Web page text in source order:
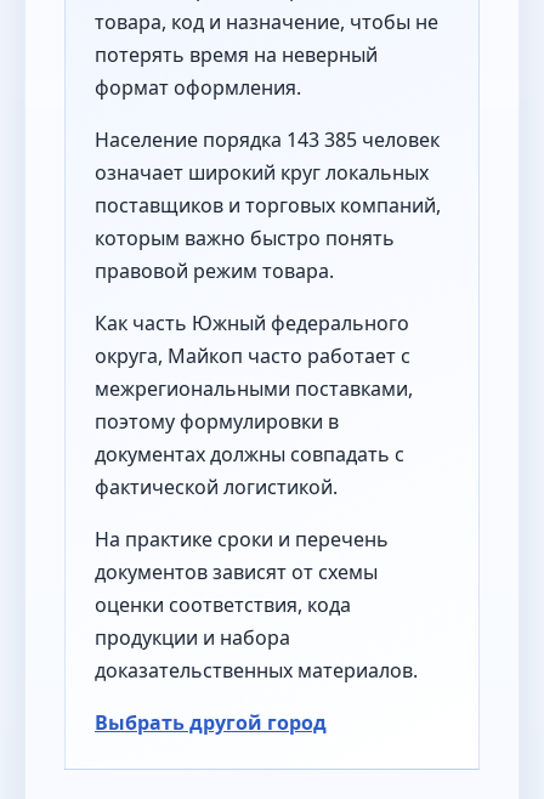
товара, код и назначение, чтобы не
потерять время на неверный
формат оформления.
Население порядка 143 385 человек
означает широкий круг локальных
поставщиков и торговых компаний,
которым важно быстро понять
правовой режим товара.
Как часть Южный федерального
округа, Майкоп часто работает с
межрегиональными поставками,
поэтому формулировки в
документах должны совпадать с
фактической логистикой.
На практике сроки и перечень
документов зависят от схемы
оценки соответствия, кода
продукции и набора
доказательственных материалов.
Выбрать другой город